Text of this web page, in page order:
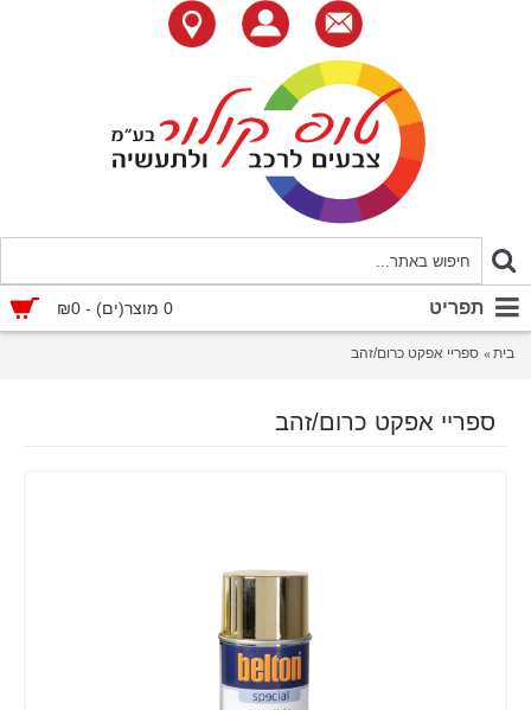
0 מוצר(ים) - ₪0 תפריט
בית ספריי אפקט כרום/זהב
ספריי אפקט כרום/זהב